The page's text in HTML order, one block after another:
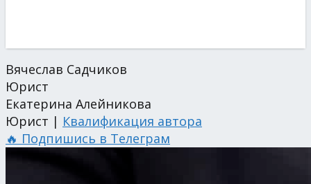
Вячеслав Садчиков
Юрист
Екатерина Алейникова
Юрист | Квалификация автора
🔥 Подпишись в Телеграм